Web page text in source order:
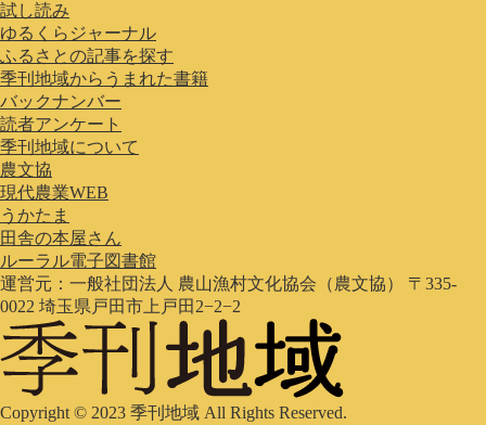
試し読み
ゆるくらジャーナル
ふるさとの記事を探す
季刊地域からうまれた書籍
バックナンバー
読者アンケート
季刊地域について
農文協
現代農業WEB
うかたま
田舎の本屋さん
ルーラル電子図書館
運営元：一般社団法人 農山漁村文化協会（農文協） 〒335-
0022 埼玉県戸田市上戸田2−2−2
Copyright © 2023 季刊地域 All Rights Reserved.